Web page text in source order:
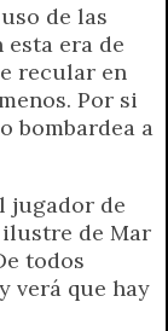
de las
era de
recular en
Por si
bombardea a
jugador de
de Mar
todos
verá que hay